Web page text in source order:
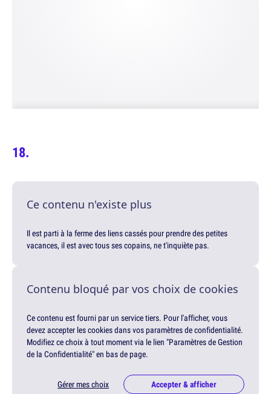
Ce contenu n'existe plus
Il est parti à la ferme des liens cassés pour prendre des petites
vacances, il est avec tous ses copains, ne t'inquiète pas.
Contenu bloqué par vos choix de cookies
Ce contenu est fourni par un service tiers. Pour l'afficher, vous
devez accepter les cookies dans vos paramètres de confidentialité.
Modifiez ce choix à tout moment via le lien "Paramètres de Gestion
de la Confidentialité" en bas de page.
Gérer mes choix Accepter & afficher